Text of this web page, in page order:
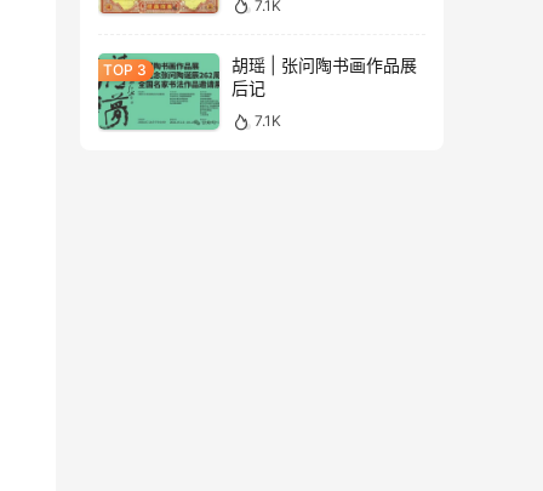
7.1K
胡瑶 | 张问陶书画作品展
后记
7.1K